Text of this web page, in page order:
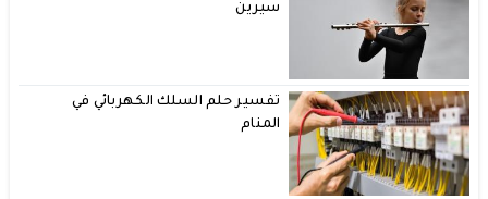
سيرين
تفسير حلم السلك الكهربائي في
المنام